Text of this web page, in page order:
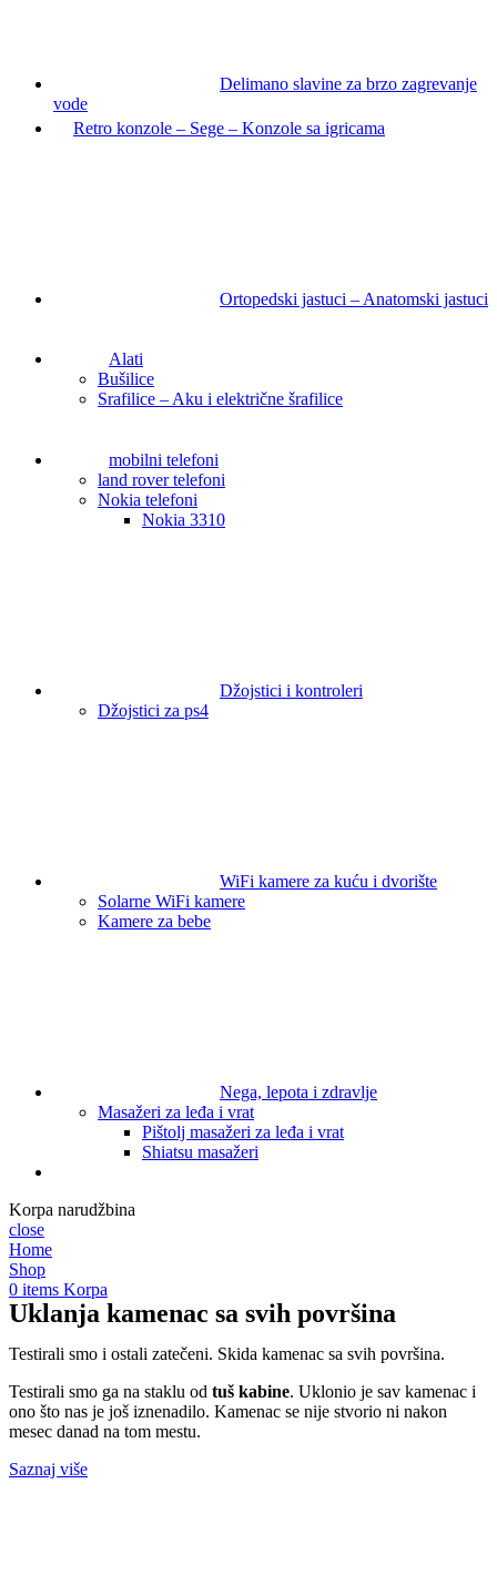
Delimano slavine za brzo zagrevanje
vode
Retro konzole – Sege – Konzole sa igricama
Ortopedski jastuci – Anatomski jastuci
Alati
Bušilice
Srafilice – Aku i električne šrafilice
mobilni telefoni
land rover telefoni
Nokia telefoni
Nokia 3310
Džojstici i kontroleri
Džojstici za ps4
WiFi kamere za kuću i dvorište
Solarne WiFi kamere
Kamere za bebe
Nega, lepota i zdravlje
Masažeri za leđa i vrat
Pištolj masažeri za leđa i vrat
Shiatsu masažeri
Korpa narudžbina
close
Home
Shop
0 items Korpa
Uklanja kamenac sa svih površina
Testirali smo i ostali zatečeni. Skida kamenac sa svih površina.
Testirali smo ga na staklu od tuš kabine. Uklonio je sav kamenac i
ono što nas je još iznenadilo. Kamenac se nije stvorio ni nakon
mesec danad na tom mestu.
Saznaj više